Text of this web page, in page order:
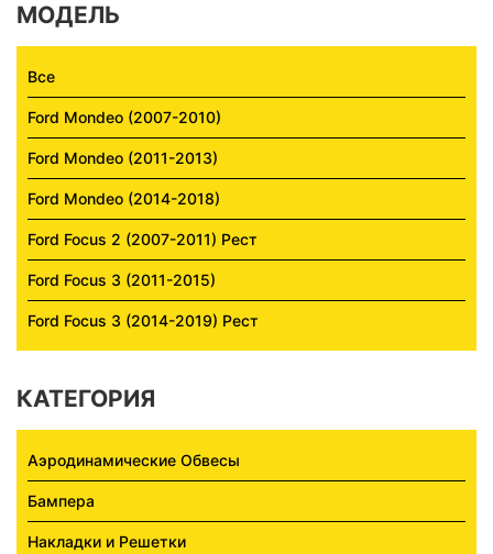
МОДЕЛЬ
Все
Ford Mondeo (2007-2010)
Ford Mondeo (2011-2013)
Ford Mondeo (2014-2018)
Ford Focus 2 (2007-2011) Рест
Ford Focus 3 (2011-2015)
Ford Focus 3 (2014-2019) Рест
КАТЕГОРИЯ
Аэродинамические Обвесы
Бампера
Накладки и Решетки